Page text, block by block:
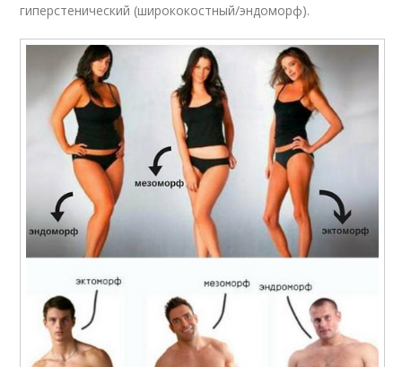
гиперстенический (ширококостный/эндоморф).